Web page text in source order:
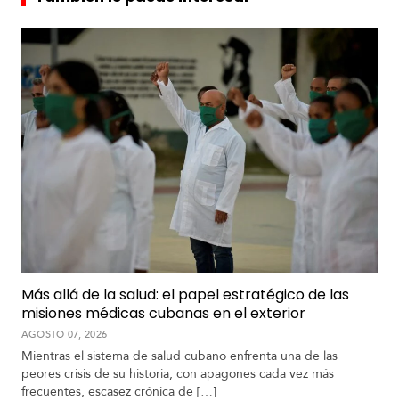
Más allá de la salud: el papel estratégico de las
misiones médicas cubanas en el exterior
AGOSTO 07, 2026
Mientras el sistema de salud cubano enfrenta una de las
peores crisis de su historia, con apagones cada vez más
frecuentes, escasez crónica de […]